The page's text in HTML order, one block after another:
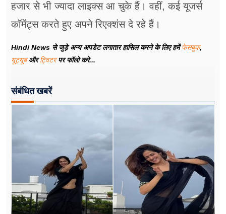
हजार से भी ज्यादा लाइक्स आ चुके हैं। वहीं, कई यूजर्स
कॉमेंट्स करते हुए अपने रिएक्शंस दे रहे हैं।
Hindi News से जुड़े अन्य अपडेट लगातार हासिल करने के लिए हमेंफेसबुक,
यूट्यूबऔरट्विटरपर फॉलो करे...
संबंधित खबरें